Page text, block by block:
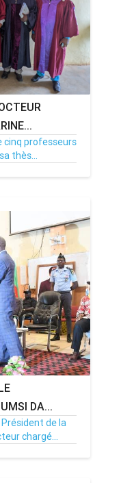
cinq professeurs
thès...
0
DA...
de la
chargé...
6